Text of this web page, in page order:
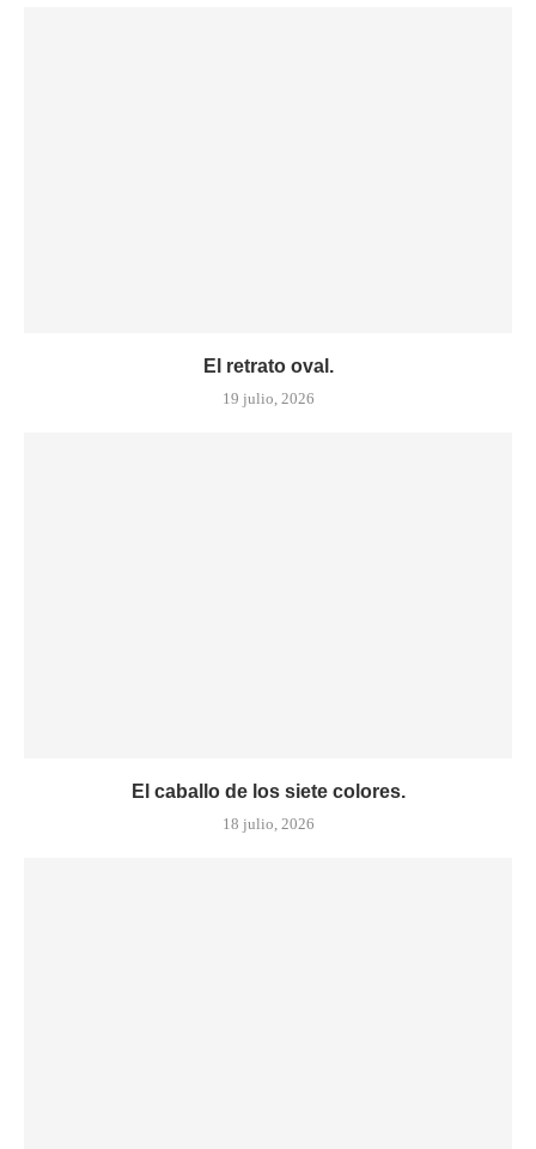
El retrato oval.
19 julio, 2026
El caballo de los siete colores.
18 julio, 2026